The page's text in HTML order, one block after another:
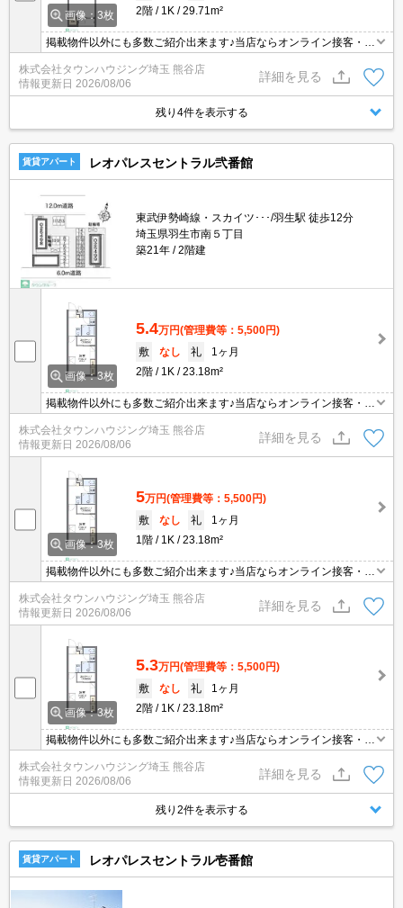
画像：3枚
2階
1K 29.71m²
掲載物件以外にも多数ご紹介出来ます♪当店ならオンライン接客・内
見可能です！メールでのお問い合わせの際は、電話番号も記載頂き
ますとスムーズに御対応できます♪
株式会社タウンハウジング埼玉 熊谷店
情報更新日 2026/08/06
詳細を見る
残り4件を表示する
賃貸アパート レオパレスセントラル弐番館
東武伊勢崎線・スカイツ･･･/羽生駅 徒歩12分
埼玉県羽生市南５丁目
築21年
2階建
画像：3枚
5.4万円(管理費等：5,500円)
敷
なし 礼
1ヶ月
2階
1K 23.18m²
掲載物件以外にも多数ご紹介出来ます♪当店ならオンライン接客・内
見可能です！メールでのお問い合わせの際は、電話番号も記載頂き
ますとスムーズに御対応できます♪
株式会社タウンハウジング埼玉 熊谷店
情報更新日 2026/08/06
詳細を見る
画像：3枚
5万円(管理費等：5,500円)
敷
なし 礼
1ヶ月
1階
1K 23.18m²
掲載物件以外にも多数ご紹介出来ます♪当店ならオンライン接客・内
見可能です！メールでのお問い合わせの際は、電話番号も記載頂き
ますとスムーズに御対応できます♪
株式会社タウンハウジング埼玉 熊谷店
情報更新日 2026/08/06
詳細を見る
画像：3枚
5.3万円(管理費等：5,500円)
敷
なし 礼
1ヶ月
2階
1K 23.18m²
掲載物件以外にも多数ご紹介出来ます♪当店ならオンライン接客・内
見可能です！メールでのお問い合わせの際は、電話番号も記載頂き
ますとスムーズに御対応できます♪
株式会社タウンハウジング埼玉 熊谷店
情報更新日 2026/08/06
詳細を見る
残り2件を表示する
賃貸アパート レオパレスセントラル壱番館